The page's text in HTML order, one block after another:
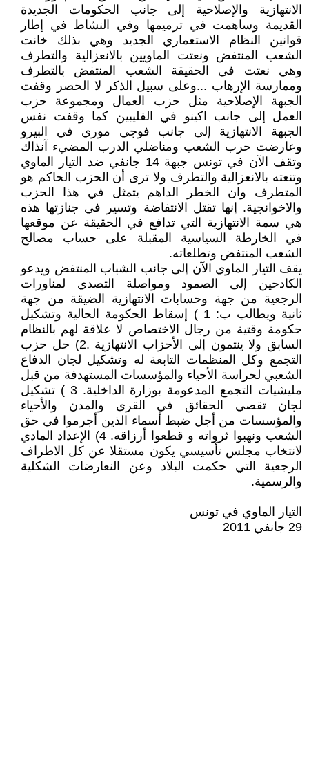
الانتهازية والإصلاحية إلى جانب الحكومات الجديدة
القديمة وساهمت في ترميمها وفي النشاط في إطار
قوانين النظام الاستعماري الجديد وهي بذلك خانت
الشعب المنتفض ونعتت الماويين بالانعزالية والتطرف
وهي نعتت في الحقيقة الشعب المنتفض بالتطرف
وممارسة الإرهاب ...وعلى سبيل الذكر لا الحصر وقفت
الجبهة الإصلاحية مثل حزب العمال ومجموعة حزب
العمل إلى جانب اكينو في الفليبين كما وقفت نفس
الجبهة الانتهازية إلى جانب فوجي موري في البيرو
وعارضت حرب الشعب ومناضلي الدرب المضيء آنذاك
وتقف الآن في تونس جبهة 14 جانفي ضد التيار الماوي
وتنعته بالانعزالية والتطرف ولا ترى أن الحزب الحاكم هو
المتطرف وان الخطر الداهم يتمثل في هذا الحزب
والاخوانجية. إنها تقتل الانتفاضة وتسير في جنازتها هذه
هي سمة الانتهازية التي تدافع في الحقيقة عن موقعها
في الخارطة السياسية المقبلة على حساب مصالح
الشعب المنتفض وتطلعاته.
يقف التيار الماوي الآن إلى جانب الشباب المنتفض ويدعو
الكادحين إلى الصمود ومواصلة التصدي لمناورات
الرجعية من جهة وحسابات الانتهازية الضيقة من جهة
ثانية ويطالب ب: 1 ) إسقاط الحكومة الحالية وتشكيل
حكومة وقتية من رجال الاختصاص لا علاقة لهم بالنظام
السابق ولا ينتمون إلى الأحزاب الانتهازية .2) حل حزب
التجمع وكل المنظمات التابعة له وتشكيل لجان الدفاع
الشعبي لحراسة الأحياء والمؤسسات المستهدفة من قبل
مليشيات التجمع المدعومة بوزارة الداخلية. 3 ) تشكيل
لجان تقصي الحقائق في القرى والمدن والأحياء
والمؤسسات من أجل ضبط أسماء الذين أجرموا في حق
الشعب ونهبوا ثرواته و قطعوا أرزاقه. 4) الإعداد المادي
لانتخاب مجلس تأسيسي يكون مستقلا عن كل الاطراف
الرجعية التي حكمت البلاد وعن النعارضات الشكلية
والرسمية.
التيار الماوي في تونس
29 جانفي 2011